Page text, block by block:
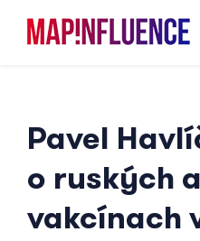
Skip
Pavel
o ruských
vakcínach